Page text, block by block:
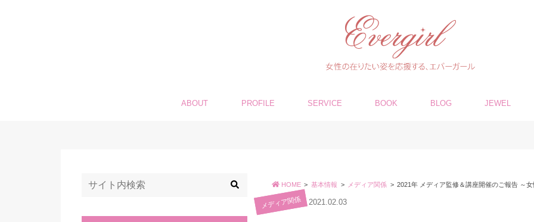
ABOUT PROFILE SERVICE BOOK BLOG JEWEL
HOME 基本情報 メディア関係 2021年 メディア監修＆講座開催のご報告 ～
メディア関係 2021.02.03